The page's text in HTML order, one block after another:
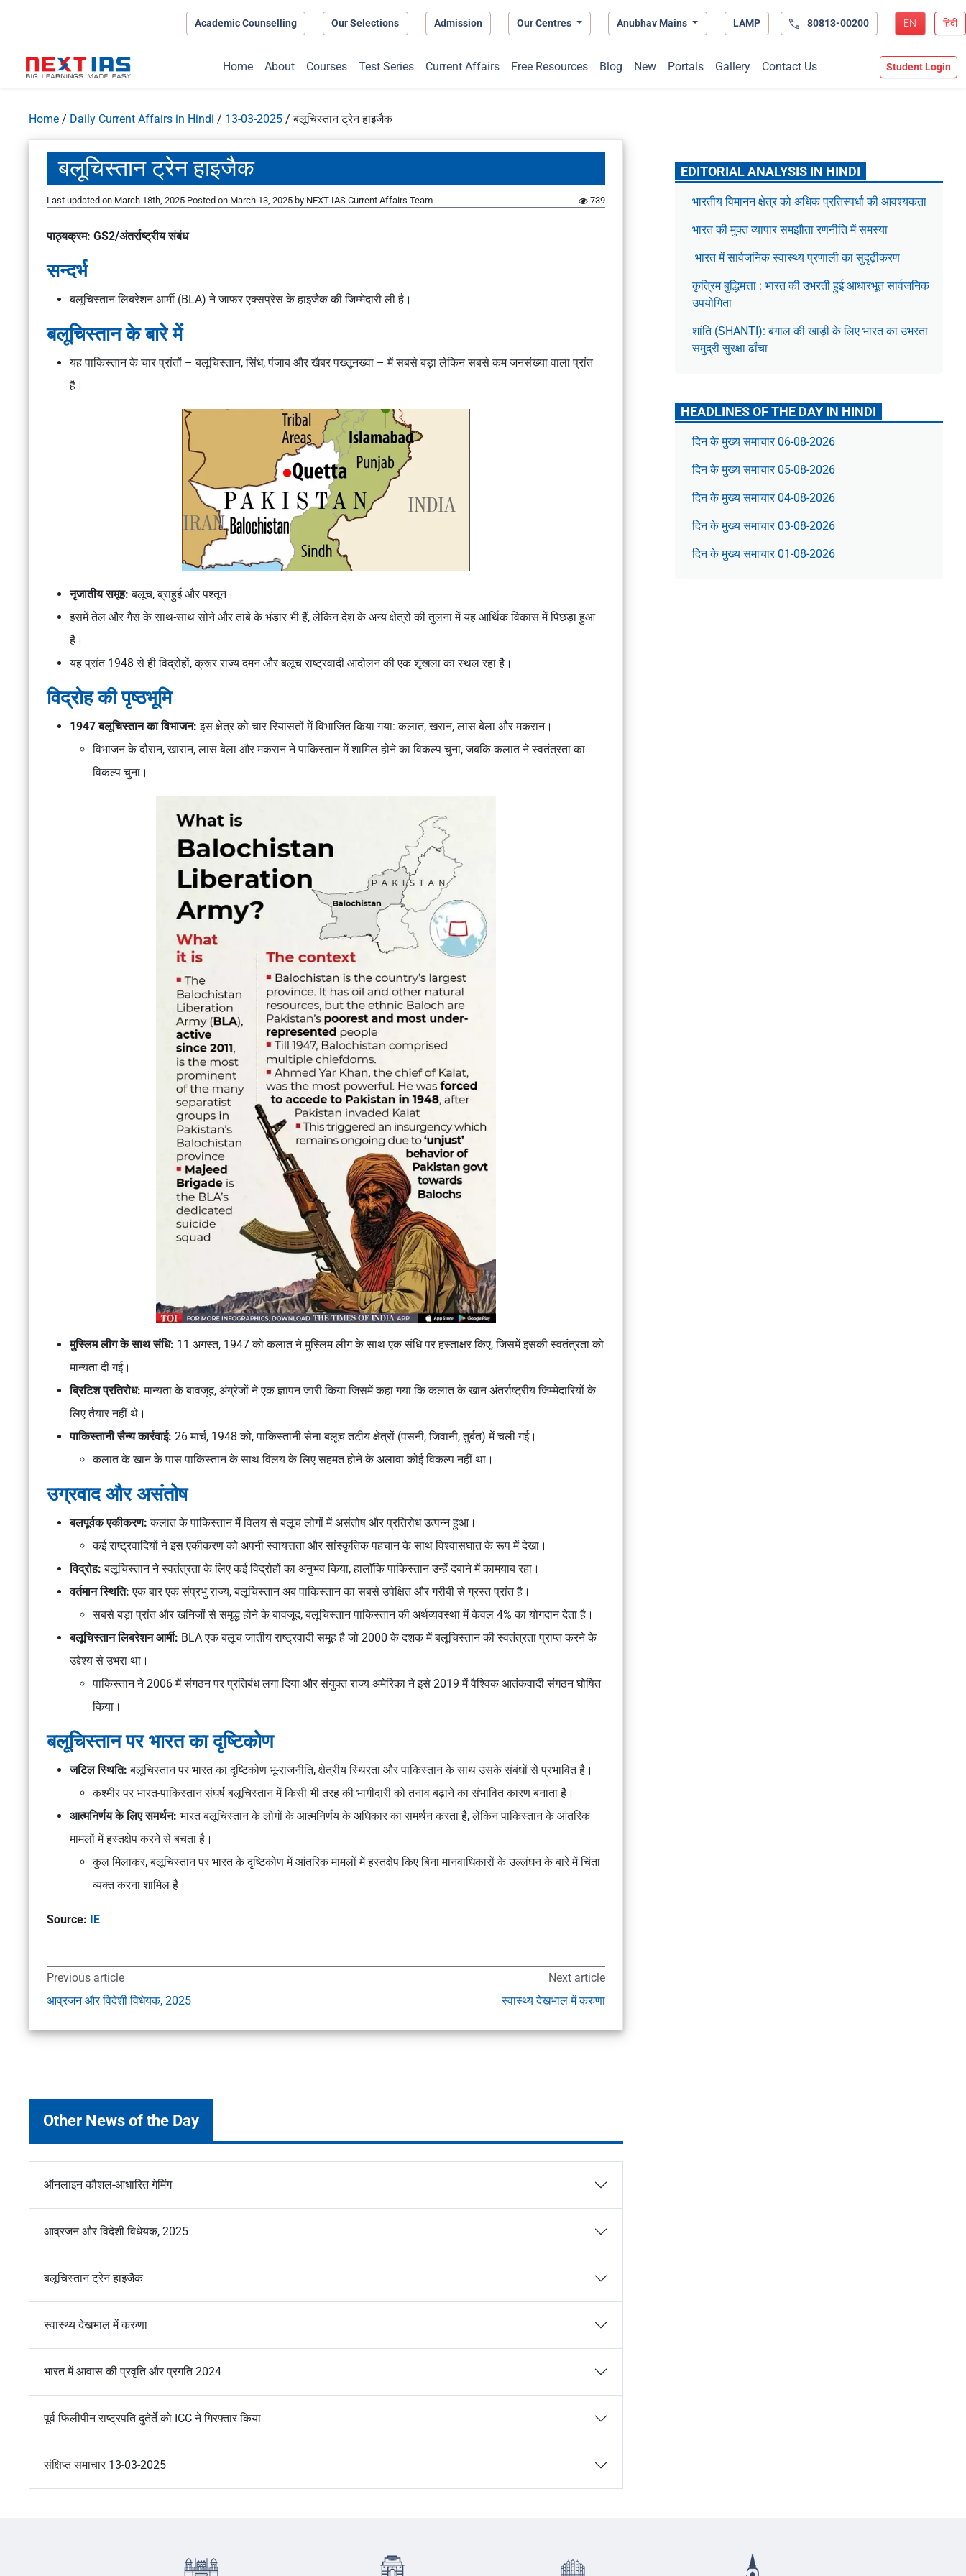
Academic Counselling Our Selections Admission Our Centres Anubhav Mains LAMP 80813-00200 EN हिंदी
Home About Courses Test Series Current Affairs Free Resources Blog New Portals Gallery Contact Us Student Login
Home / Daily Current Affairs in Hindi / 13-03-2025 /बलूचिस्तान ट्रेन हाइजैक
बलूचिस्तान ट्रेन हाइजैक
Last updated on March 18th, 2025 Posted on March 13, 2025 by NEXT IAS Current Affairs Team 739
पाठ्यक्रम: GS2/अंतर्राष्ट्रीय संबंध
सन्दर्भ
बलूचिस्तान लिबरेशन आर्मी (BLA) ने जाफर एक्सप्रेस के हाइजैक की जिम्मेदारी ली है।
बलूचिस्तान के बारे में
यह पाकिस्तान के चार प्रांतों – बलूचिस्तान, सिंध, पंजाब और खैबर पख्तूनख्वा – में सबसे बड़ा लेकिन सबसे कम जनसंख्या वाला प्रांत
है।
नृजातीय समूह:बलूच, ब्राहुई और पश्तून।
इसमें तेल और गैस के साथ-साथ सोने और तांबे के भंडार भी हैं, लेकिन देश के अन्य क्षेत्रों की तुलना में यह आर्थिक विकास में पिछड़ा हुआ
है।
यह प्रांत 1948 से ही विद्रोहों, क्रूर राज्य दमन और बलूच राष्ट्रवादी आंदोलन की एक शृंखला का स्थल रहा है।
विद्रोह की पृष्ठभूमि
1947 बलूचिस्तान का विभाजन:इस क्षेत्र को चार रियासतों में विभाजित किया गया: कलात, खरान, लास बेला और मकरान।
विभाजन के दौरान, खारान, लास बेला और मकरान ने पाकिस्तान में शामिल होने का विकल्प चुना, जबकि कलात ने स्वतंत्रता का
विकल्प चुना।
मुस्लिम लीग के साथ संधि: 11 अगस्त, 1947 को कलात ने मुस्लिम लीग के साथ एक संधि पर हस्ताक्षर किए, जिसमें इसकी स्वतंत्रता को
मान्यता दी गई।
ब्रिटिश प्रतिरोध:मान्यता के बावजूद, अंग्रेजों ने एक ज्ञापन जारी किया जिसमें कहा गया कि कलात के खान अंतर्राष्ट्रीय जिम्मेदारियों के
लिए तैयार नहीं थे।
पाकिस्तानी सैन्य कार्रवाई: 26 मार्च, 1948 को, पाकिस्तानी सेना बलूच तटीय क्षेत्रों (पसनी, जिवानी, तुर्बत) में चली गई।
कलात के खान के पास पाकिस्तान के साथ विलय के लिए सहमत होने के अलावा कोई विकल्प नहीं था।
उग्रवाद और असंतोष
बलपूर्वक एकीकरण:कलात के पाकिस्तान में विलय से बलूच लोगों में असंतोष और प्रतिरोध उत्पन्न हुआ।
कई राष्ट्रवादियों ने इस एकीकरण को अपनी स्वायत्तता और सांस्कृतिक पहचान के साथ विश्वासघात के रूप में देखा।
विद्रोह:बलूचिस्तान ने स्वतंत्रता के लिए कई विद्रोहों का अनुभव किया, हालाँकि पाकिस्तान उन्हें दबाने में कामयाब रहा।
वर्तमान स्थिति:एक बार एक संप्रभु राज्य, बलूचिस्तान अब पाकिस्तान का सबसे उपेक्षित और गरीबी से ग्रस्त प्रांत है।
सबसे बड़ा प्रांत और खनिजों से समृद्ध होने के बावजूद, बलूचिस्तान पाकिस्तान की अर्थव्यवस्था में केवल 4% का योगदान देता है।
बलूचिस्तान लिबरेशन आर्मी: BLA एक बलूच जातीय राष्ट्रवादी समूह है जो 2000 के दशक में बलूचिस्तान की स्वतंत्रता प्राप्त करने के
उद्देश्य से उभरा था।
पाकिस्तान ने 2006 में संगठन पर प्रतिबंध लगा दिया और संयुक्त राज्य अमेरिका ने इसे 2019 में वैश्विक आतंकवादी संगठन घोषित
किया।
बलूचिस्तान पर भारत का दृष्टिकोण
जटिल स्थिति:बलूचिस्तान पर भारत का दृष्टिकोण भू-राजनीति, क्षेत्रीय स्थिरता और पाकिस्तान के साथ उसके संबंधों से प्रभावित है।
कश्मीर पर भारत-पाकिस्तान संघर्ष बलूचिस्तान में किसी भी तरह की भागीदारी को तनाव बढ़ाने का संभावित कारण बनाता है।
आत्मनिर्णय के लिए समर्थन: भारत बलूचिस्तान के लोगों के आत्मनिर्णय के अधिकार का समर्थन करता है, लेकिन पाकिस्तान के आंतरिक
मामलों में हस्तक्षेप करने से बचता है।
कुल मिलाकर, बलूचिस्तान पर भारत के दृष्टिकोण में आंतरिक मामलों में हस्तक्षेप किए बिना मानवाधिकारों के उल्लंघन के बारे में चिंता
व्यक्त करना शामिल है।
Source: IE
Previous article
आव्रजन और विदेशी विधेयक, 2025
Next article
स्वास्थ्य देखभाल में करुणा
Other News of the Day
ऑनलाइन कौशल-आधारित गेमिंग
आव्रजन और विदेशी विधेयक, 2025
बलूचिस्तान ट्रेन हाइजैक
स्वास्थ्य देखभाल में करुणा
भारत में आवास की प्रवृति और प्रगति 2024
पूर्व फिलीपीन राष्ट्रपति दुतेर्ते को ICC ने गिरफ्तार किया
संक्षिप्त समाचार 13-03-2025
EDITORIAL ANALYSIS IN HINDI
भारतीय विमानन क्षेत्र को अधिक प्रतिस्पर्धा की आवश्यकता
भारत की मुक्त व्यापार समझौता रणनीति में समस्या
भारत में सार्वजनिक स्वास्थ्य प्रणाली का सुदृढ़ीकरण
कृत्रिम बुद्धिमत्ता : भारत की उभरती हुई आधारभूत सार्वजनिक
उपयोगिता
शांति (SHANTI): बंगाल की खाड़ी के लिए भारत का उभरता
समुद्री सुरक्षा ढाँचा
HEADLINES OF THE DAY IN HINDI
दिन के मुख्य समाचार 06-08-2026
दिन के मुख्य समाचार 05-08-2026
दिन के मुख्य समाचार 04-08-2026
दिन के मुख्य समाचार 03-08-2026
दिन के मुख्य समाचार 01-08-2026